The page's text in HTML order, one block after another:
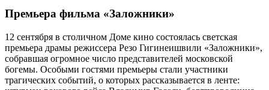
Премьера фильма «Заложники»
12 сентября в столичном Доме кино состоялась светская
премьера драмы режиссера Резо Гигинеишвили «Заложники»,
собравшая огромное число представителей московской
богемы. Особыми гостями премьеры стали участники
трагических событий, о которых рассказывается в ленте: